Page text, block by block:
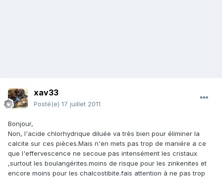
xav33
Posté(e) 17 juillet 2011
Bonjour,
Non, l'acide chlorhydrique diluée va très bien pour éliminer la
calcite sur ces pièces.Mais n'en mets pas trop de maniére a ce
que l'effervescence ne secoue pas intensément les cristaux
,surtout les boulangérites.moins de risque pour les zinkenites et
encore moins pour les chalcostibite.fais attention à ne pas trop